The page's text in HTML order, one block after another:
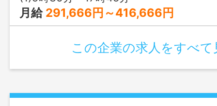
加速すると考えている。病院内清掃、消
求業務等、病院向け業務委託事業につい
及び企画提案での営業成果を上げる事業
して業務を邁進する。 変更範囲：変更
月給 291,666円～416,666円
この企業の求人をすべて